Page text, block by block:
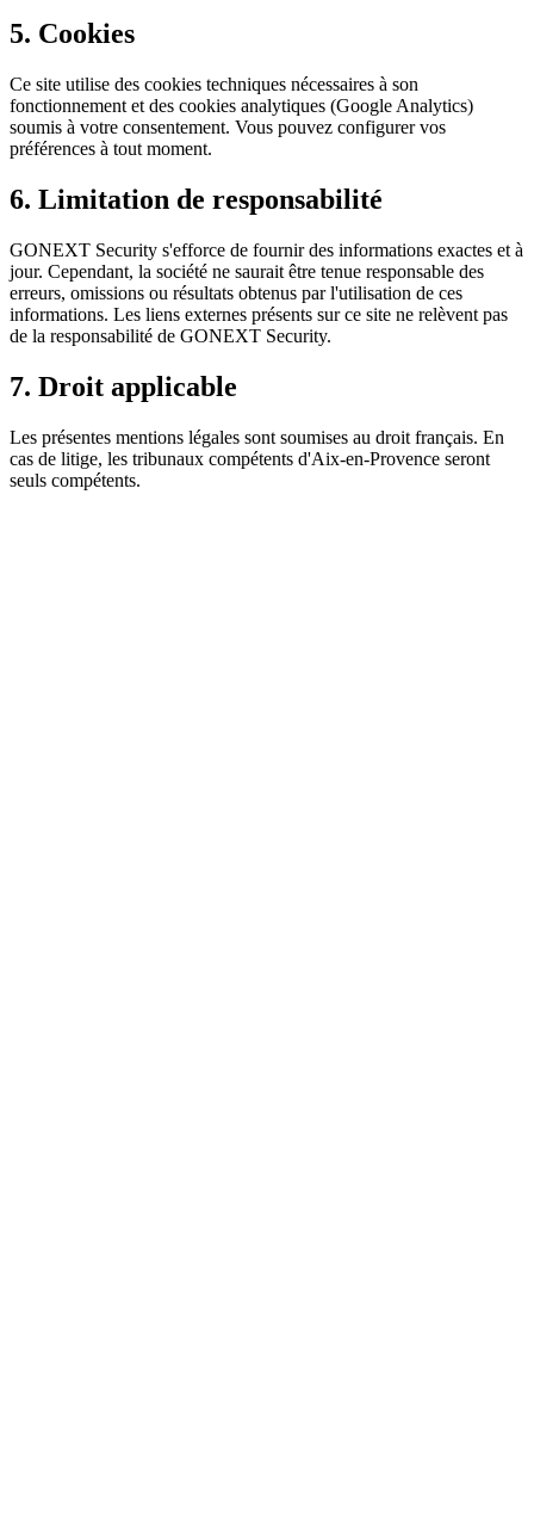
5. Cookies
Ce site utilise des cookies techniques nécessaires à son
fonctionnement et des cookies analytiques (Google Analytics)
soumis à votre consentement. Vous pouvez configurer vos
préférences à tout moment.
6. Limitation de responsabilité
GONEXT Security s'efforce de fournir des informations exactes et à
jour. Cependant, la société ne saurait être tenue responsable des
erreurs, omissions ou résultats obtenus par l'utilisation de ces
informations. Les liens externes présents sur ce site ne relèvent pas
de la responsabilité de GONEXT Security.
7. Droit applicable
Les présentes mentions légales sont soumises au droit français. En
cas de litige, les tribunaux compétents d'Aix-en-Provence seront
seuls compétents.